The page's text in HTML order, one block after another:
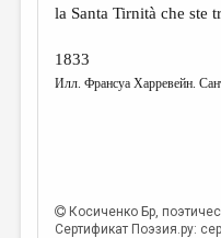
la Santa Tirnità che ste
1833
Илл. Франсуа Харревейн.
Косиченко Бр,
Сертификат Поэзия.ру: